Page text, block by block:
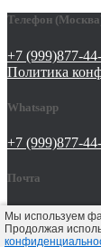
Телефон
+7 (999)877-
Политика
Мы используем
Продолжая
Whatsapp
+7 (999)877-
Почта